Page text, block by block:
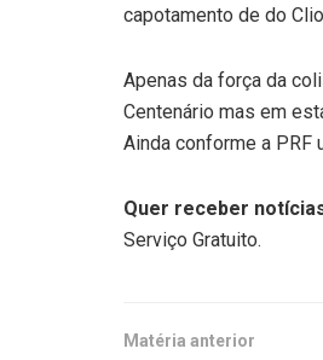
capotamento de do
Apenas da força da
Centenário mas em
Ainda conforme a
Quer receber
Serviço Gratuito.
Matéria anterior